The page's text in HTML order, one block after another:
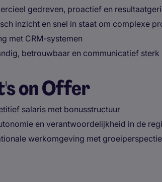
gedreven, proactief en
inzicht en snel in staat om complexe
met CRM-systemen
betrouwbaar en communicatief sterk
on Offer
salaris met bonusstructuur
en verantwoordelijkheid in de
werkomgeving met